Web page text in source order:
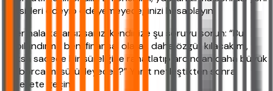
taksitleri ödeyip ödeyemeyeceğinizi hesaplayın.
Eğer hala kararsızsanız, kendinize şu soruyu sorun: “Bu
yapılandırma beni finansal olarak daha özgür kılacak mı,
yoksa sadece bir süreliğine rahatlatıp ardından daha büyük
bir borca mı sürükleyecek?” Yanıt netleştikten sonra
harekete geçin.